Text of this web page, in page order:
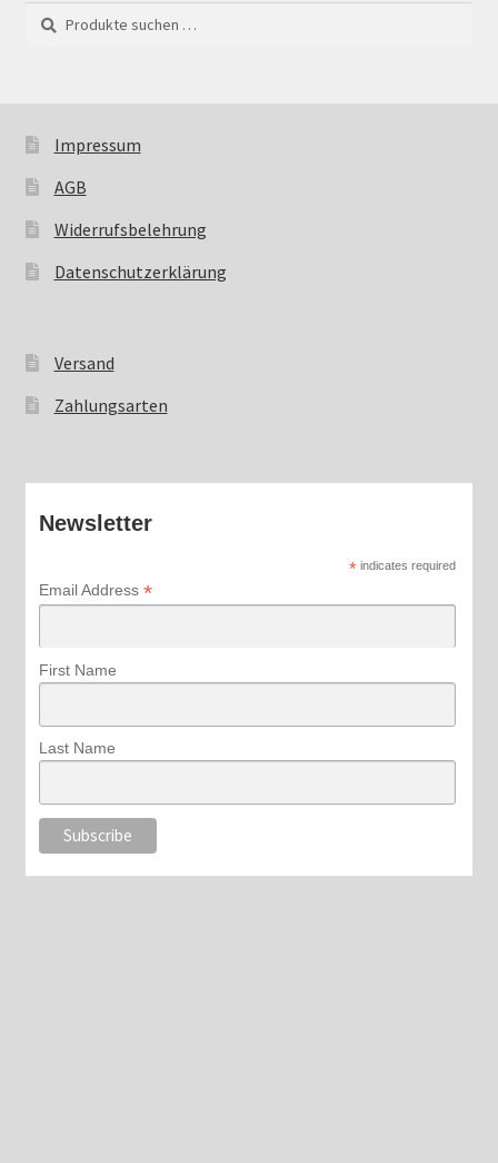
Suchen
nach:
Suchen
Impressum
AGB
Widerrufsbelehrung
Datenschutzerklärung
Versand
Zahlungsarten
Newsletter
*indicates required
Email Address *
First Name
Last Name